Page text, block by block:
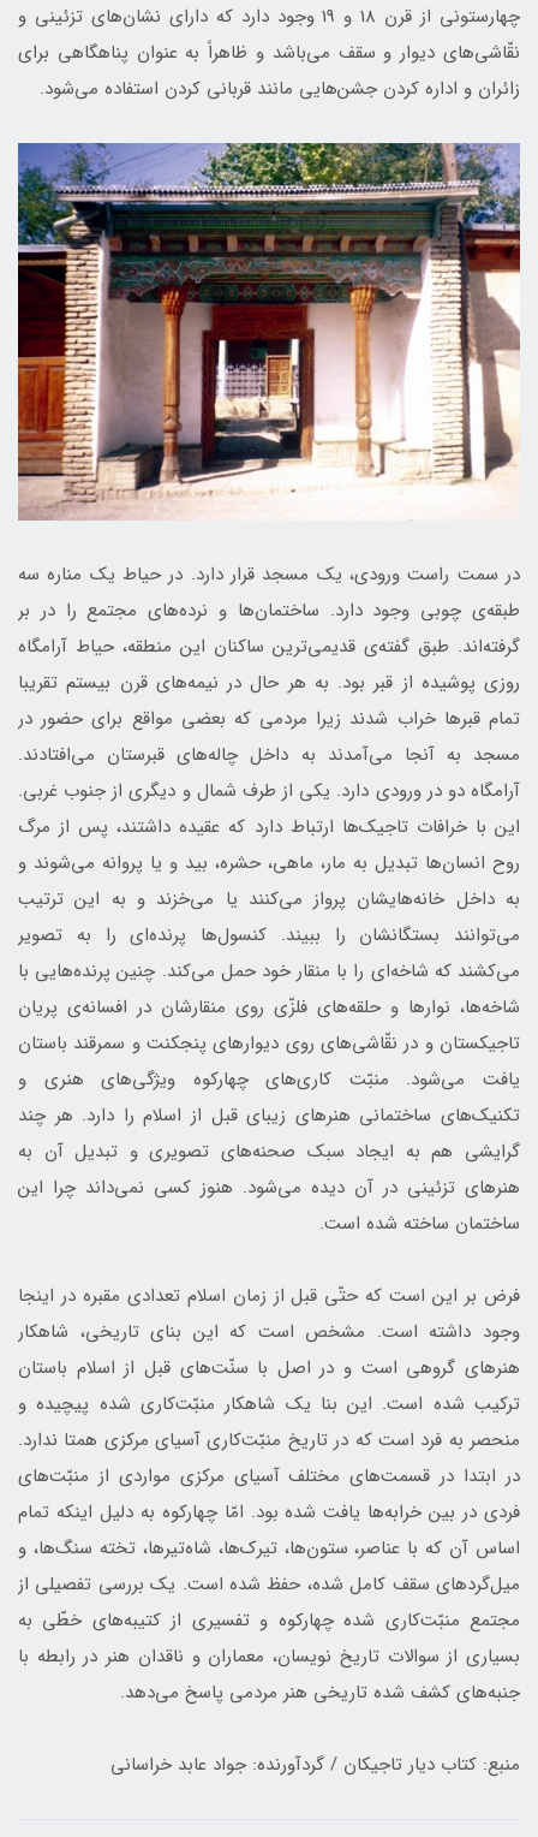
چهارستونی از قرن 18 و 19 وجود دارد كه داراي نشان‌های تزئينی و
نقّاشی‌های ديوار و سقف می‌باشد و ظاهراً به عنوان پناهگاهی برای
زائران و اداره كردن جشن‌هايی مانند قربانی كردن استفاده می‌شود.
در سمت راست ورودی، يك مسجد قرار دارد. در حياط يك مناره سه
طبقه‌ی چوبی وجود دارد. ساختمان‌ها و نرده‌های مجتمع را در بر
گرفته‌اند. طبق گفته‌ی قديمی‌ترين ساكنان اين منطقه، حياط آرامگاه
روزی پوشيده از قبر بود. به هر حال در نيمه‌های قرن بيستم تقريبا
تمام قبرها خراب شدند زيرا مردمی كه بعضی مواقع برای حضور در
مسجد به آنجا می‌آمدند به داخل چاله‌های قبرستان می‌افتادند.
آرامگاه دو در ورودی دارد. يكی از طرف شمال و ديگری از جنوب غربی.
اين با خرافات تاجيك‌ها ارتباط دارد كه عقيده داشتند، پس از مرگ
روح انسان‌ها تبديل به مار، ماهی، حشره، بيد و يا پروانه می‌شوند و
به داخل خانه‌هايشان پرواز می‌كنند يا می‌خزند و به اين ترتيب
می‌توانند بستگانشان را ببيند. كنسول‌ها پرنده‌ای را به تصوير
می‌كشند كه شاخه‌ای را با منقار خود حمل می‌كند. چنين پرنده‌هايی با
شاخه‌ها، نوارها و حلقه‌های فلزّی روی منقارشان در افسانه‌ی پريان
تاجيكستان و در نقّاشی‌های روی ديوارهای پنجكنت و سمرقند باستان
يافت می‌شود. منبّت كاری‌های چهاركوه ويژگی‌های هنری و
تكنيك‌های ساختمانی هنرهای زيبای قبل از اسلام را دارد. هر چند
گرايشی هم به ايجاد سبك صحنه‌های تصويری و تبديل آن به
هنرهای تزئينی در آن ديده می‌شود. هنوز كسی نمي‌داند چرا اين
ساختمان ساخته شده است.
فرض بر اين است كه حتّی قبل از زمان اسلام تعدادی مقبره در اينجا
وجود داشته است. مشخص است كه اين بنای تاريخی، شاهكار
هنرهای گروهی است و در اصل با سنّت‌های قبل از اسلام باستان
تركيب شده است. اين بنا يك شاهكار منبّت‌كاری شده پيچيده و
منحصر به فرد است كه در تاريخ منبّت‌كاری آسياي مركزی همتا ندارد.
در ابتدا در قسمت‌های مختلف آسيای مركزی مواردی از منبّت‌های
فردی در بين خرابه‌ها يافت شده بود. امّا چهاركوه به دليل اينكه تمام
اساس آن كه با عناصر، ستون‌ها، تيرك‌ها، شاه‌تيرها، تخته سنگ‌ها، و
ميل‌گردهای سقف كامل شده، حفظ شده است. يك بررسی تفصيلی از
مجتمع منبّت‌كاری شده چهاركوه و تفسيری از كتيبه‌های خطّی به
بسياری از سوالات تاريخ‌ نويسان، معماران و ناقدان هنر در رابطه با
جنبه‌هاي كشف شده تاريخي هنر مردمی پاسخ می‌دهد.
منبع: کتاب دیار تاجیکان / گردآورنده: جواد عابد خراسانی